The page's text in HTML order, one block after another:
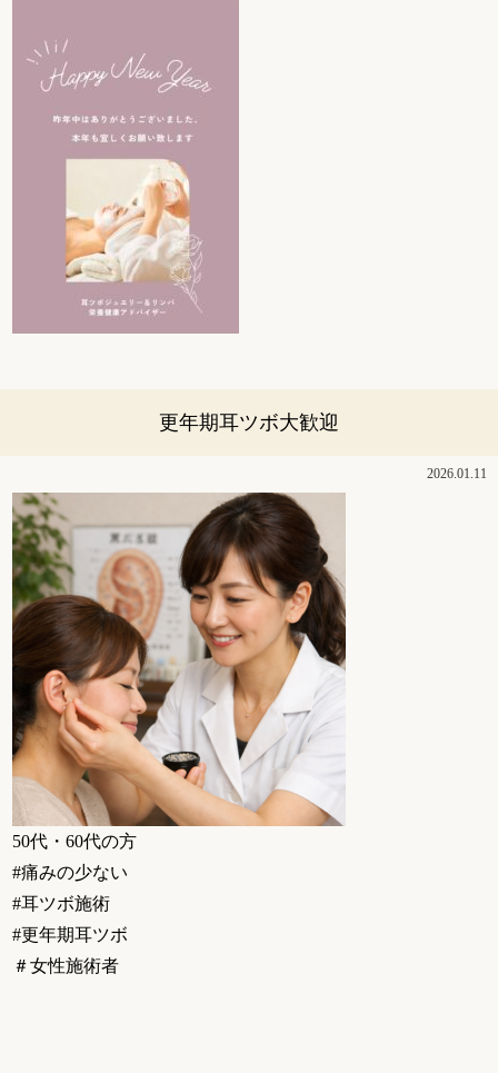
更年期耳ツボ大歓迎
2026.01.11
50代・60代の方
#痛みの少ない
#耳ツボ施術
#更年期耳ツボ
＃女性施術者